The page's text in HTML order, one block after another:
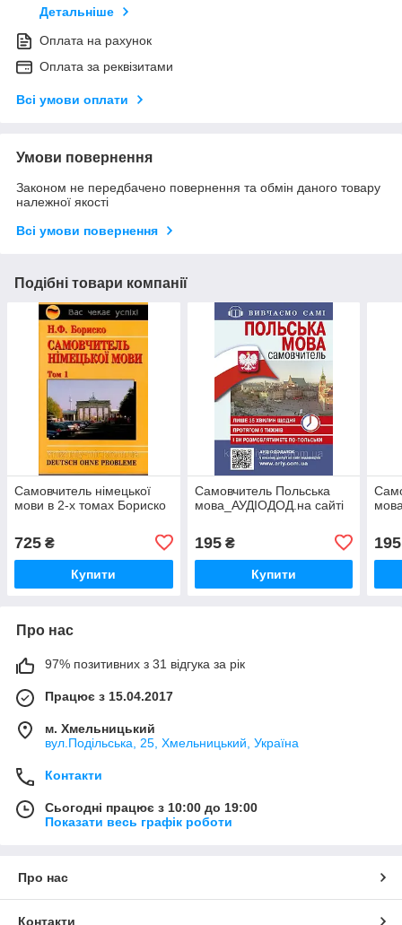
Детальніше
Оплата на рахунок
Оплата за реквізитами
Всі умови оплати
Умови повернення
Законом не передбачено повернення та обмін даного товару
належної якості
Всі умови повернення
Подібні товари компанії
Самовчитель німецької
мови в 2-х томах Бориско
725 ₴
Купити
Самовчитель Польська
мова_АУДІОДОД.на сайті
195₴
Купити
195
Про нас
97% позитивних з 31 відгука за рік
Працює з 15.04.2017
м. Хмельницький
вул.Подільська, 25, Хмельницький, Україна
Контакти
Сьогодні працює з 10:00 до 19:00
Показати весь графік роботи
Про нас
Контакти